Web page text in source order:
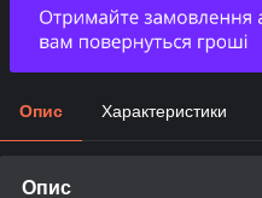
Опис Характеристики
Опис